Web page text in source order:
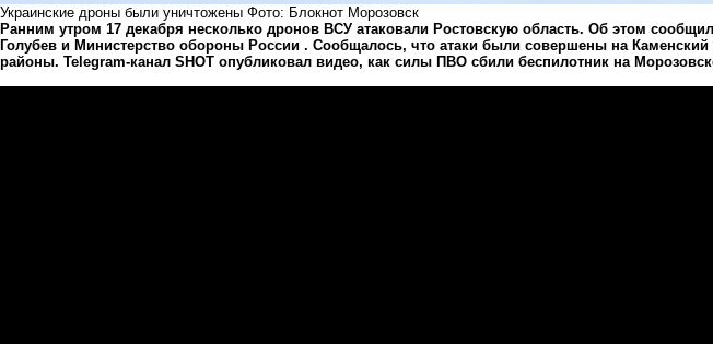
Украинские дроны были уничтожены Фото: Блокнот Морозовск
Ранним утром 17 декабря несколько дронов ВСУ атаковали Ростовскую область. Об этом
Голубев и Министерство обороны России . Сообщалось, что атаки были совершены на
районы. Telegram-канал SHOT опубликовал видео, как силы ПВО сбили беспилотник на